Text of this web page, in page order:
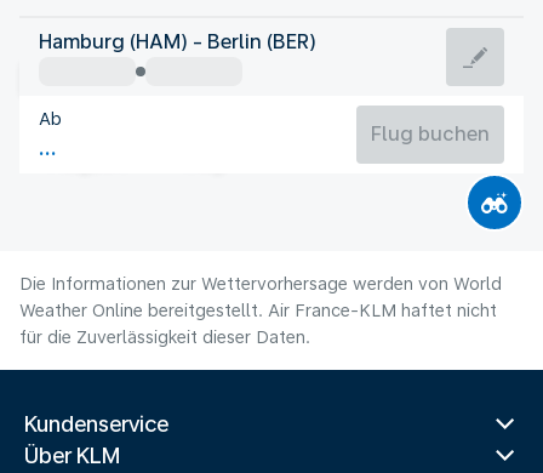
Deutschland
Deutschland
Flugzeit
Hamburg (HAM) - Berlin (BER)
Ab
Flug buchen
Die Informationen zur Wettervorhersage werden von World
Weather Online bereitgestellt. Air France-KLM haftet nicht
für die Zuverlässigkeit dieser Daten.
Kundenservice
Über KLM